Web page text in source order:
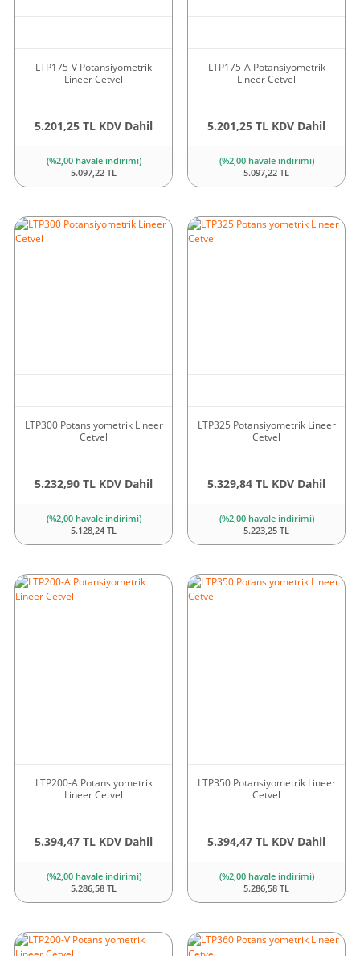
LTP175-V Potansiyometrik
Lineer Cetvel
5.201,25 TL KDV Dahil
(%2,00 havale indirimi)
5.097,22 TL
LTP175-A Potansiyometrik
Lineer Cetvel
5.201,25 TL KDV Dahil
(%2,00 havale indirimi)
5.097,22 TL
LTP300 Potansiyometrik Lineer
Cetvel
5.232,90 TL KDV Dahil
(%2,00 havale indirimi)
5.128,24 TL
LTP325 Potansiyometrik Lineer
Cetvel
5.329,84 TL KDV Dahil
(%2,00 havale indirimi)
5.223,25 TL
LTP200-A Potansiyometrik
Lineer Cetvel
5.394,47 TL KDV Dahil
(%2,00 havale indirimi)
5.286,58 TL
LTP350 Potansiyometrik Lineer
Cetvel
5.394,47 TL KDV Dahil
(%2,00 havale indirimi)
5.286,58 TL